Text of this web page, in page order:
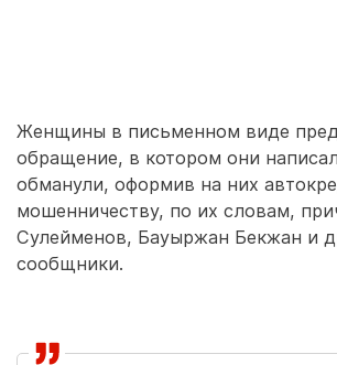
Женщины в письменном виде
обращение, в котором они
обманули, оформив на них
мошенничеству, по их словам,
Сулейменов, Бауыржан Бекжан и
сообщники.